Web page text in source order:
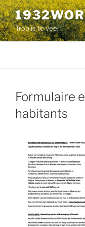
Aller
au
contenu
principal
Trop is te veel !
Formulaire
habitants